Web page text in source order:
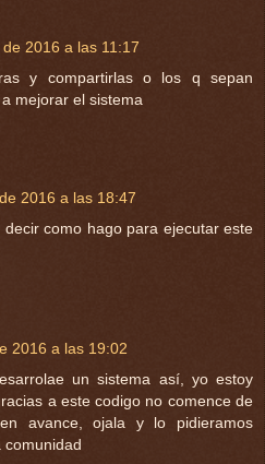
2016 a las 11:17
y compartirlas o los q sepan
mejorar el sistema
2016 a las 18:47
como hago para ejecutar este
2016 a las 19:02
un sistema así, yo estoy
a este codigo no comence de
avance, ojala y lo pidieramos
comunidad